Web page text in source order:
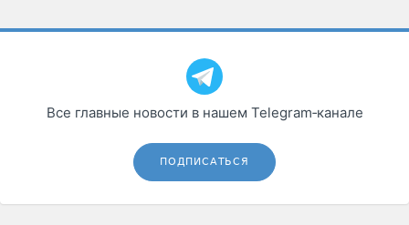
Все главные новости в нашем Telegram‑канале
ПОДПИСАТЬСЯ